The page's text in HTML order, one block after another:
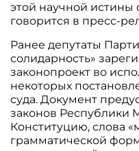
этой научной
говорится в пресс-
Ранее депутаты
солидарность»
законопроект во
некоторых
суда. Документ
законов Республики
Конституцию, слова
грамматической